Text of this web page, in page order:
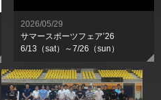
2026/05/29
サマースポーツフェア’26
6/13（sat）～7/26（sun）